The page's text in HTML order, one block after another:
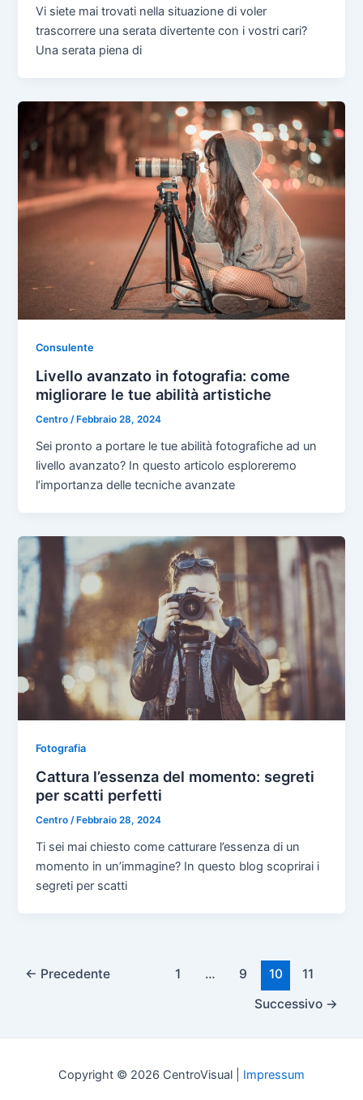
Vi siete mai trovati nella situazione di voler
trascorrere una serata divertente con i vostri cari?
Una serata piena di
Consulente
Livello avanzato in fotografia: come
migliorare le tue abilità artistiche
Centro/ Febbraio 28, 2024
Sei pronto a portare le tue abilità fotografiche ad un
livello avanzato? In questo articolo esploreremo
l’importanza delle tecniche avanzate
Fotografia
Cattura l’essenza del momento: segreti
per scatti perfetti
Centro/ Febbraio 28, 2024
Ti sei mai chiesto come catturare l’essenza di un
momento in un’immagine? In questo blog scoprirai i
segreti per scatti
Paginazione
← Precedente 1 … 9 10
11
Successivo →
Copyright © 2026 CentroVisual | Impressum